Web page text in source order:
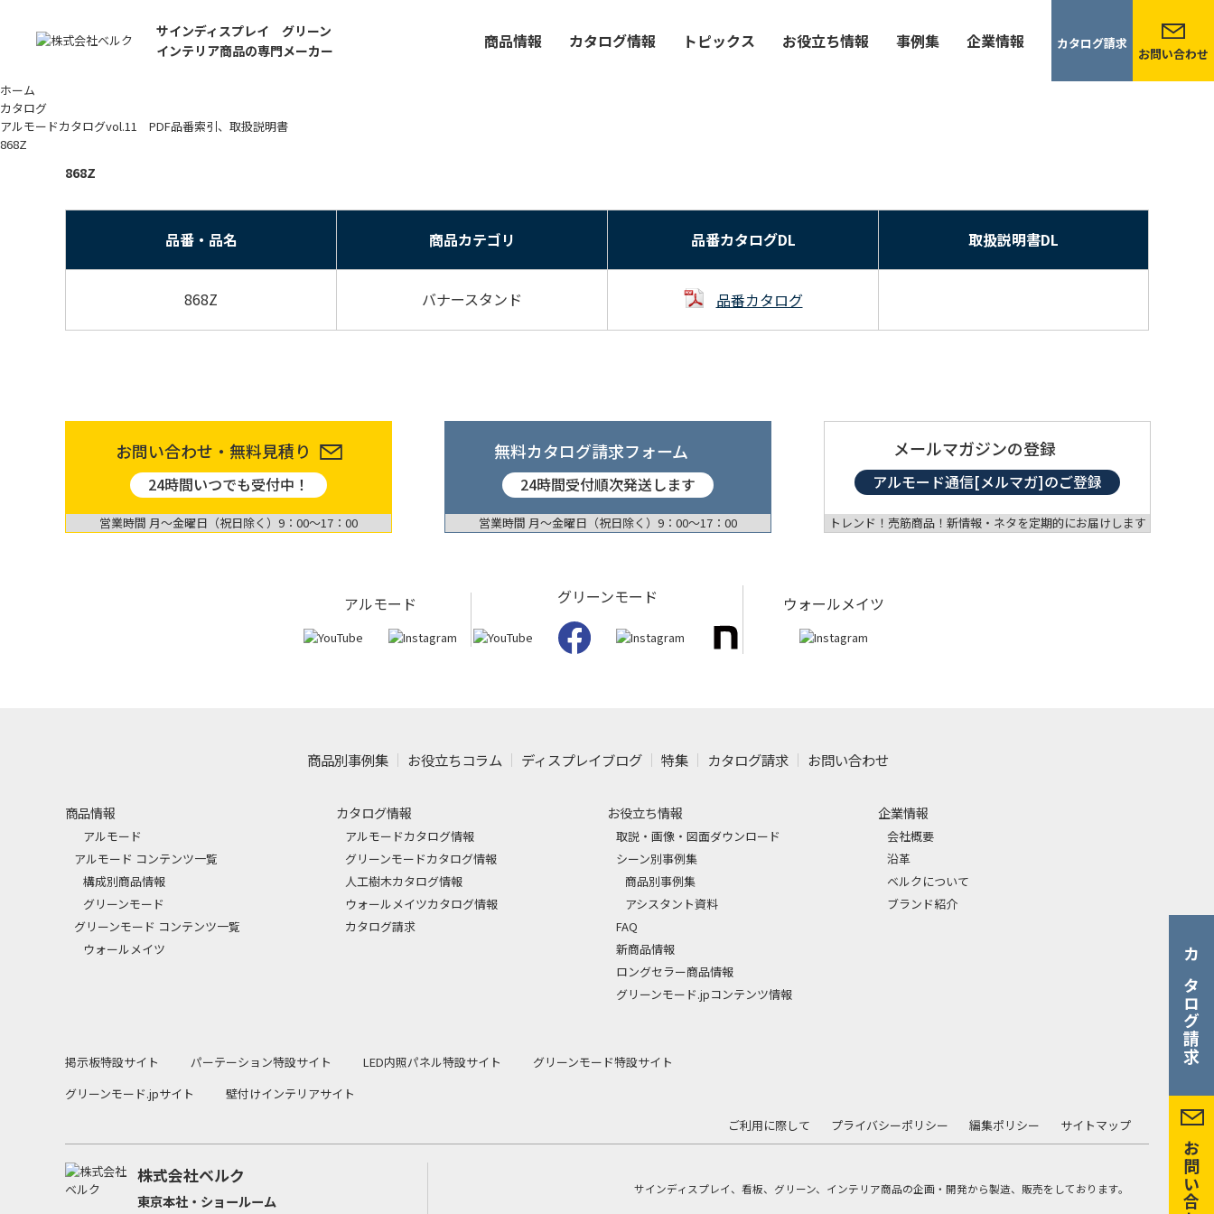
カタログ請求
サインディスプレイ グリーン
インテリア商品の専門メーカー
商品情報 カタログ情報 トピックス お役立ち情報 事例集 企業情報 カタログ請求
お問い合わせ
ホーム
カタログ
アルモードカタログvol.11 PDF品番索引、取扱説明書
868Z
868Z
品番・品名 商品カテゴリ 品番カタログDL 取扱説明書DL
868Z バナースタンド 品番カタログ
お問い合わせ・無料見積り
24時間いつでも受付中！
営業時間 月〜金曜日（祝日除く）9：00〜17：00
無料カタログ請求フォーム
24時間受付順次発送します
営業時間 月〜金曜日（祝日除く）9：00〜17：00
メールマガジンの登録
アルモード通信[メルマガ]のご登録
トレンド！売筋商品！新情報・ネタを定期的にお届けします
アルモード グリーンモード ウォールメイツ
商品別事例集 お役立ちコラム ディスプレイブログ 特集 カタログ請求 お問い合わせ
商品情報
アルモード
アルモード コンテンツ一覧
構成別商品情報
グリーンモード
グリーンモード コンテンツ一覧
ウォールメイツ
カタログ情報
アルモードカタログ情報
グリーンモードカタログ情報
人工樹木カタログ情報
ウォールメイツカタログ情報
カタログ請求
お役立ち情報
取説・画像・図面ダウンロード
シーン別事例集
商品別事例集
アシスタント資料
FAQ
新商品情報
ロングセラー商品情報
グリーンモード.jpコンテンツ情報
企業情報
会社概要
沿革
ベルクについて
ブランド紹介
掲示板特設サイト パーテーション特設サイト LED内照パネル特設サイト
グリーンモード特設サイト
グリーンモード.jpサイト
壁付けインテリアサイト
ご利用に際して
プライバシーポリシー 編集ポリシー サイトマップ
株式会社ベルク
東京本社・ショールーム
サインディスプレイ、看板、グリーン、インテリア商品の企画・開発から製造、販売をしております。